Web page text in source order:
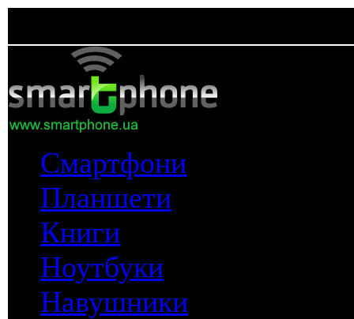
Смартфони
Планшети
Книги
Ноутбуки
Навушники